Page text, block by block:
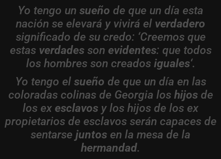
Yo tengo un sueño de que un día esta
nación se elevará y vivirá el verdadero
significado de su credo: ‘Creemos que
estas verdadesson evidentes: que todos
los hombres son creados iguales‘.
Yo tengo elsueño de que un día en las
coloradas colinas de Georgia los hijosde
los ex esclavos y los hijos de los ex
propietarios de esclavos serán capaces de
sentarse juntos en la mesa de la
hermandad.